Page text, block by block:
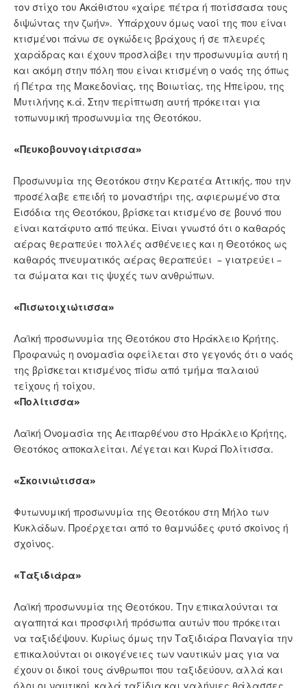
τον στίχο του Ακάθιστου «χαίρε πέτρα ή ποτίσσασα τους
διψώντας την ζωήν». Υπάρχουν όμως ναοί της που είναι
κτισμένοι πάνω σε ογκώδεις βράχους ή σε πλευρές
χαράδρας και έχουν προσλάβει την προσωνυμία αυτή η
και ακόμη στην πόλη που είναι κτισμένη ο ναός της όπως
ή Πέτρα της Μακεδονίας, της Βοιωτίας, της Ηπείρου, της
Μυτιλήνης κ.ά. Στην περίπτωση αυτή πρόκειται για
τοπωνυμική προσωνυμία της Θεοτόκου.
«Πευκοβουνογιάτρισσα»
Προσωνυμία της Θεοτόκου στην Κερατέα Αττικής, που την
προσέλαβε επειδή το μοναστήρι της, αφιερωμένο στα
Εισόδια της Θεοτόκου, βρίσκεται κτισμένο σε βουνό που
είναι κατά­φυτο από πεύκα. Είναι γνωστό ότι ο καθαρός
αέρας θεραπεύει πολλές ασθένειες και η Θεοτόκος ως
καθαρός πνευματικός αέρας θεραπεύει – γιατρεύει –
τα σώματα και τις ψυχές των ανθρώπων.
«Πισωτοιχιώτισσα»
Λαϊκή προσωνυμία της Θεοτόκου στο Ηράκλειο Κρήτης.
Προφανώς η ονομασία οφείλεται στο γεγονός ότι ο ναός
της βρίσκεται κτισμένος πίσω από τμήμα παλαιού
τείχους ή τοίχου.
«Πολίτισσα»
Λαϊκή Ονομασία της Αειπαρθένου στο Ηράκλειο Κρήτης,
Θεοτόκος αποκαλείται. Λέγεται και Κυρά Πολίτισσα.
«Σκοινιώτισσα»
Φυτωνυμική προσωνυμία της Θεοτόκου στη Μήλο των
Κυκλάδων. Προέρχεται από το θαμνώδες φυτό σκοίνος ή
σχοίνος.
«Ταξιδιάρα»
Λαϊκή προσωνυμία της Θεοτόκου. Την επικαλούνται τα
αγαπητά και προσφιλή πρόσωπα αυτών που πρόκειται
να ταξιδέψουν. Κυρίως όμως την Ταξιδιάρα Παναγία την
επικαλούνται οι οικογένειες των ναυτικών μας για να
έχουν οι δικοί τους άνθρωποι που ταξιδεύουν, αλλά και